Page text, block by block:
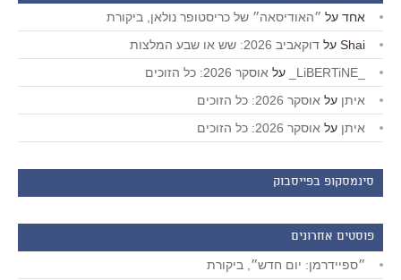
אחד על ״האודיסאה״ של כריסטופר נולאן, ביקורת
Shai על דוקאביב 2026: שש או שבע המלצות
על אוסקר 2026: כל הזוכים
איתן על אוסקר 2026: כל הזוכים
איתן על אוסקר 2026: כל הזוכים
סינמסקופ בפייסבוק
פוסטים אחרונים
״ספיידרמן: יום חדש״, ביקורת